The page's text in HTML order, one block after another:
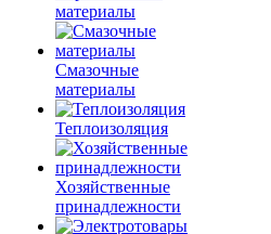
материалы
Смазочные
материалы
Теплоизоляция
Хозяйственные
принадлежности